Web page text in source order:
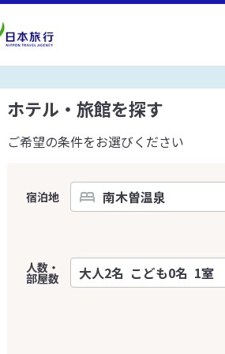
ホテル・旅館を探す
ご希望の条件をお選びください
宿泊地
人数・
部屋数